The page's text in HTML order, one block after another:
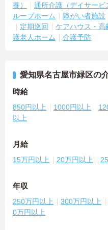
養）
通所介護（デイサービ
ループホーム
障がい者施設
定期巡回
ケアハウス・高
護老人ホーム
介護予防
愛知県名古屋市緑区の
時給
850円以上 1000円以上
以上
月給
15万円以上 20万円以上
年収
250万円以上 300万円以上
0万円以上